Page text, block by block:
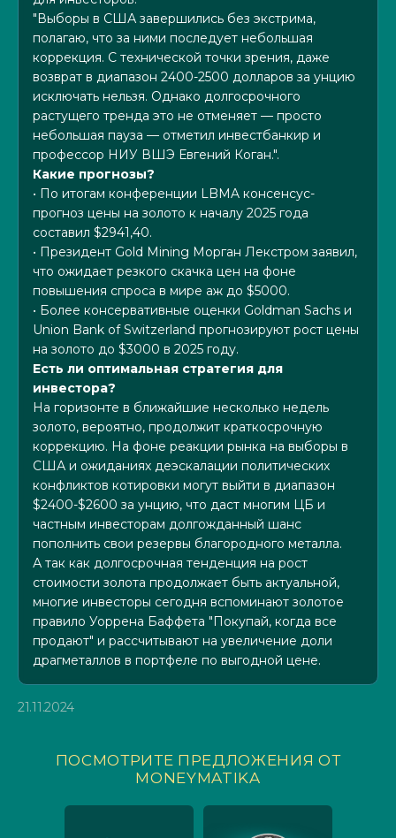
"Выборы в США завершились без экстрима,
полагаю, что за ними последует небольшая
коррекция. С технической точки зрения, даже
возврат в диапазон 2400-2500 долларов за унцию
исключать нельзя. Однако долгосрочного
растущего тренда это не отменяет — просто
небольшая пауза — отметил инвестбанкир и
профессор НИУ ВШЭ Евгений Коган.".
Какие прогнозы?
• По итогам конференции LBMA консенсус-
прогноз цены на золото к началу 2025 года
составил $2941,40.
• Президент Gold Mining Морган Лекстром заявил,
что ожидает резкого скачка цен на фоне
повышения спроса в мире аж до $5000.
• Более консервативные оценки Goldman Sachs и
Union Bank of Switzerland прогнозируют рост цены
на золото до $3000 в 2025 году.
Есть ли оптимальная стратегия для
инвестора?
На горизонте в ближайшие несколько недель
золото, вероятно, продолжит краткосрочную
коррекцию. На фоне реакции рынка на выборы в
США и ожиданиях деэскалации политических
конфликтов котировки могут выйти в диапазон
$2400-$2600 за унцию, что даст многим ЦБ и
частным инвесторам долгожданный шанс
пополнить свои резервы благородного металла.
А так как долгосрочная тенденция на рост
стоимости золота продолжает быть актуальной,
многие инвесторы сегодня вспоминают золотое
правило Уоррена Баффета "Покупай, когда все
продают" и рассчитывают на увеличение доли
драгметаллов в портфеле по выгодной цене.
21.11.2024
ПОСМОТРИТЕ ПРЕДЛОЖЕНИЯ ОТ
MONEYMATIKA